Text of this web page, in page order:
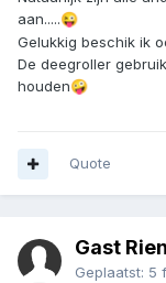
aan.....😜
Gelukkig beschik ik
De deegroller
houden🤪
Quote
Gast Rien
Geplaatst: 5